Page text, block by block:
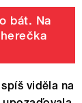
bát. Na
viděla na